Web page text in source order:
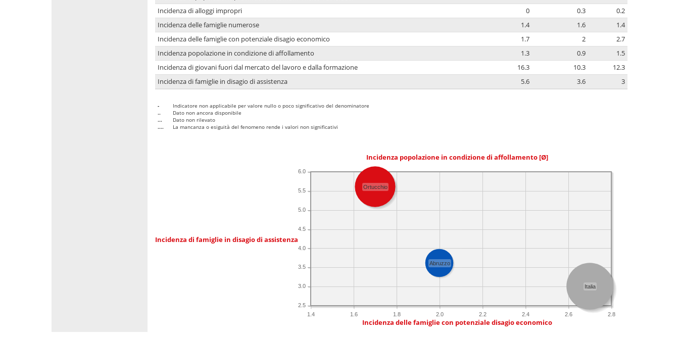
Incidenza di alloggi impropri
0 0.3
0.2
Incidenza delle famiglie numerose
1.4 1.6
1.4
Incidenza delle famiglie con potenziale disagio economico
1.7 2
2.7
Incidenza popolazione in condizione di affollamento
1.3 0.9
1.5
Incidenza di giovani fuori dal mercato del lavoro e dalla formazione
16.3 10.3
12.3
Incidenza di famiglie in disagio di assistenza
5.6 3.6 3
-
Indicatore non applicabile per valore nullo o poco significativo del denominatore
..
Dato non ancora disponibile
...
Dato non rilevato
....
La mancanza o esiguità del fenomeno rende i valori non significativi
Incidenza popolazione in condizione di affollamento [Ø]
Incidenza di famiglie in disagio di assistenza
1.4 1.6 1.8 2.0 2.2 2.4 2.6 2.8
2.5
3.0
3.5
4.0
4.5
5.0
5.5
6.0
Italia
Ortucchio
Abruzzo
Incidenza delle famiglie con potenziale disagio economico